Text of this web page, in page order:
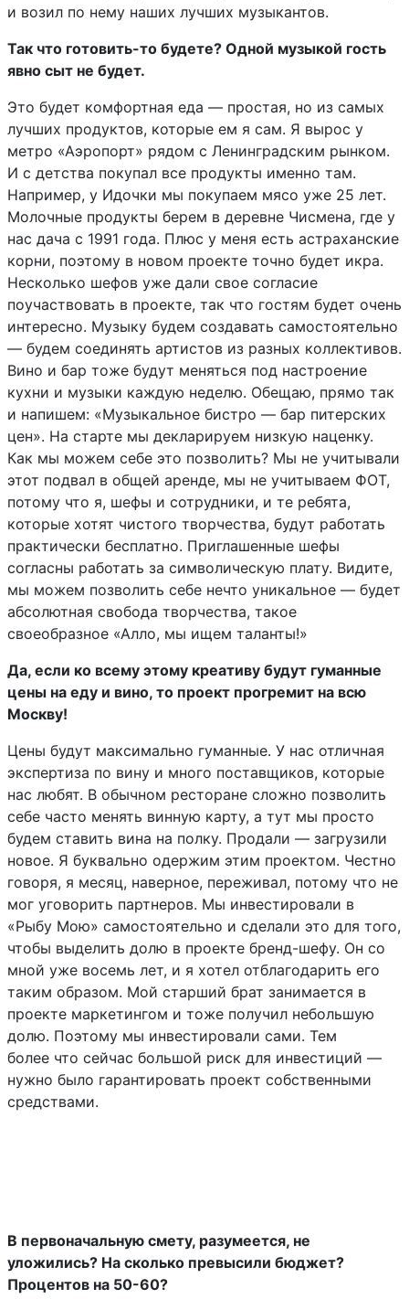
и возил по нему наших лучших музыкантов.
Так что готовить-то будете? Одной музыкой гость
явно сыт не будет.
Это будет комфортная еда — простая, но из самых
лучших продуктов, которые ем я сам. Я вырос у
метро «Аэропорт» рядом с Ленинградским рынком.
И с детства покупал все продукты именно там.
Например, у Идочки мы покупаем мясо уже 25 лет.
Молочные продукты берем в деревне Чисмена, где у
нас дача с 1991 года. Плюс у меня есть астраханские
корни, поэтому в новом проекте точно будет икра.
Несколько шефов уже дали свое согласие
поучаствовать в проекте, так что гостям будет очень
интересно. Музыку будем создавать самостоятельно
— будем соединять артистов из разных коллективов.
Вино и бар тоже будут меняться под настроение
кухни и музыки каждую неделю. Обещаю, прямо так
и напишем: «Музыкальное бистро — бар питерских
цен». На старте мы декларируем низкую наценку.
Как мы можем себе это позволить? Мы не учитывали
этот подвал в общей аренде, мы не учитываем ФОТ,
потому что я, шефы и сотрудники, и те ребята,
которые хотят чистого творчества, будут работать
практически бесплатно. Приглашенные шефы
согласны работать за символическую плату. Видите,
мы можем позволить себе нечто уникальное — будет
абсолютная свобода творчества, такое
своеобразное «Алло, мы ищем таланты!»
Да, если ко всему этому креативу будут гуманные
цены на еду и вино, то проект прогремит на всю
Москву!
Цены будут максимально гуманные. У нас отличная
экспертиза по вину и много поставщиков, которые
нас любят. В обычном ресторане сложно позволить
себе часто менять винную карту, а тут мы просто
будем ставить вина на полку. Продали — загрузили
новое. Я буквально одержим этим проектом. Честно
говоря, я месяц, наверное, переживал, потому что не
мог уговорить партнеров. Мы инвестировали в
«Рыбу Мою» самостоятельно и сделали это для того,
чтобы выделить долю в проекте бренд-шефу. Он со
мной уже восемь лет, и я хотел отблагодарить его
таким образом. Мой старший брат занимается в
проекте маркетингом и тоже получил небольшую
долю. Поэтому мы инвестировали сами. Тем
более что сейчас большой риск для инвестиций —
нужно было гарантировать проект собственными
средствами.
В первоначальную смету, разумеется, не
уложились? На сколько превысили бюджет?
Процентов на 50-60?